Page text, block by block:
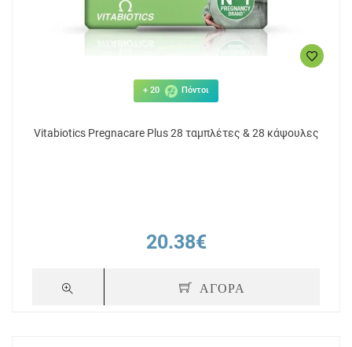
+ 20 Πόντοι
Vitabiotics Pregnacare Plus 28 ταμπλέτες & 28 κάψουλες
20.38€
ΑΓΟΡΑ